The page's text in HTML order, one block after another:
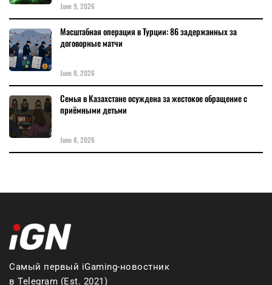
June 9, 2026
Масштабная операция в Турции: 86 задержанных за
договорные матчи
June 8, 2026
Семья в Казахстане осуждена за жестокое обращение с
приёмными детьми
June 8, 2026
Самый первый iGaming-новостник
в Telegram (Est. 2021)